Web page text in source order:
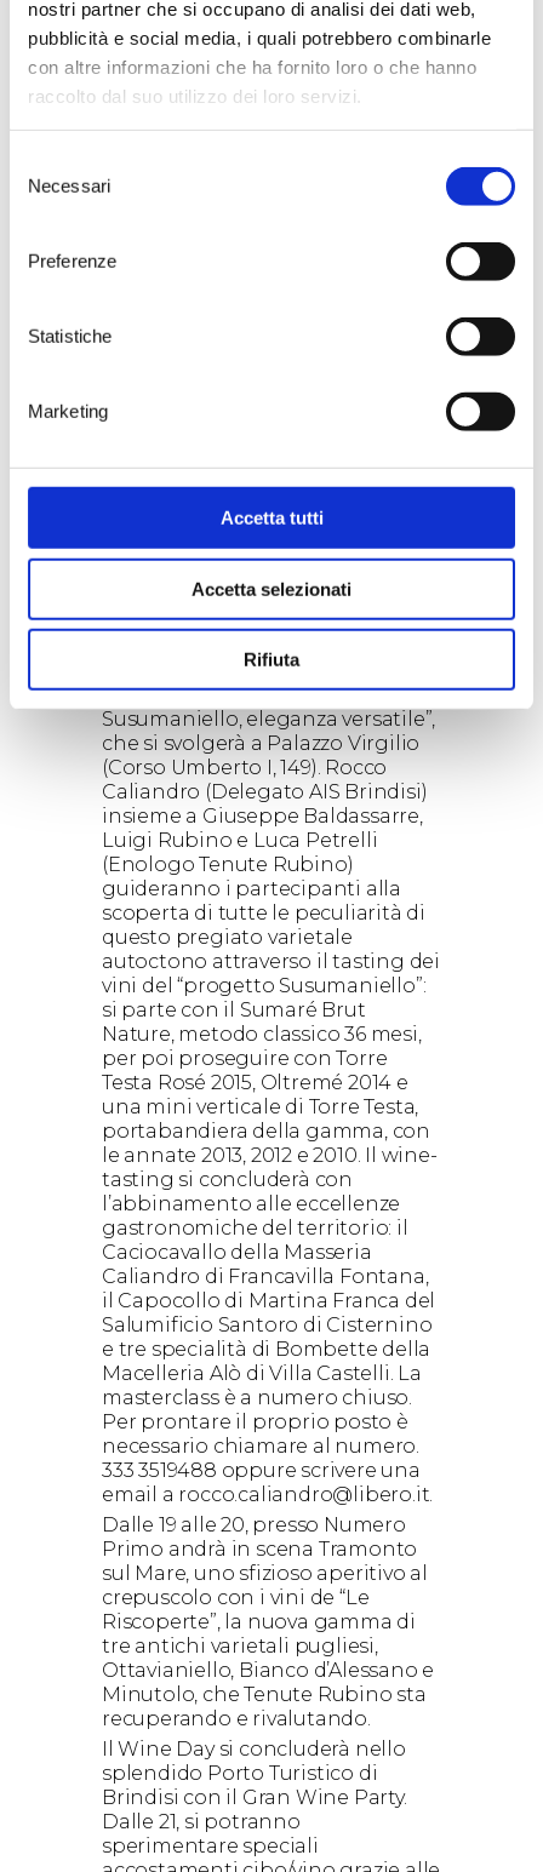
nostri partner che si occupano di analisi dei dati web,
pubblicità e social media, i quali potrebbero combinarle
con altre informazioni che ha fornito loro o che hanno
raccolto dal suo utilizzo dei loro servizi.
delNecessari
Preferenze
Statistiche
Marketing
Accetta tutti
Accetta selezionati
Rifiuta
fune farà calare il sipario sulla
prima fase di questa giornata.
degli appuntamenti in città. Si
parte con un talk show dal titolo
spendibile e nuovi scenari della
(Viale Regina Margherita, 23).
l’introduzione di Luigi Rubino,
Sviluppo Economico Regione
di Brindisi, Giuseppe Baldassare,
Componente Commissione
Didattica Nazionale AIS,
Pierangelo Argentieri, Presidente
provinciale Federalberghi, Teo Titi,
Presidente sezione turismo
Confindustria Brindisi e Carmelo
Pubblico Pugliese.
A seguire la master class “Il
Susumaniello, eleganza versatile”,
che si svolgerà a Palazzo Virgilio
(Corso Umberto I, 149). Rocco
Caliandro (Delegato AIS Brindisi)
insieme a Giuseppe Baldassarre,
Luigi Rubino e Luca Petrelli
(Enologo Tenute Rubino)
guideranno i partecipanti alla
scoperta di tutte le peculiarità di
questo pregiato varietale
autoctono attraverso il tasting dei
vini del “progetto Susumaniello”:
si parte con il Sumaré Brut
Nature, metodo classico 36 mesi,
per poi proseguire con Torre
Testa Rosé 2015, Oltremé 2014 e
una mini verticale di Torre Testa,
portabandiera della gamma, con
le annate 2013, 2012 e 2010. Il wine-
tasting si concluderà con
l’abbinamento alle eccellenze
gastronomiche del territorio: il
Caciocavallo della Masseria
Caliandro di Francavilla Fontana,
il Capocollo di Martina Franca del
Salumificio Santoro di Cisternino
e tre specialità di Bombette della
Macelleria Alò di Villa Castelli. La
masterclass è a numero chiuso.
Per prontare il proprio posto è
necessario chiamare al numero.
333 3519488 oppure scrivere una
email a rocco.caliandro@libero.it.
Dalle 19 alle 20, presso Numero
Primo andrà in scena Tramonto
sul Mare, uno sfizioso aperitivo al
crepuscolo con i vini de “Le
Riscoperte”, la nuova gamma di
tre antichi varietali pugliesi,
Ottavianiello, Bianco d’Alessano e
Minutolo, che Tenute Rubino sta
recuperando e rivalutando.
Il Wine Day si concluderà nello
splendido Porto Turistico di
Brindisi con il Gran Wine Party.
Dalle 21, si potranno
sperimentare speciali